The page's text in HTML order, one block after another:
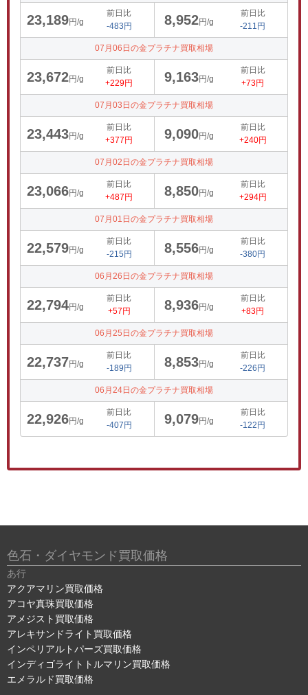
23,189円/g
前日比
-483円
8,952円/g
前日比
-211円
07月06日の金プラチナ買取相場
23,672円/g
前日比
+229円
9,163円/g
前日比
+73円
07月03日の金プラチナ買取相場
23,443円/g
前日比
+377円
9,090円/g
前日比
+240円
07月02日の金プラチナ買取相場
23,066円/g
前日比
+487円
8,850円/g
前日比
+294円
07月01日の金プラチナ買取相場
22,579円/g
前日比
-215円
8,556円/g
前日比
-380円
06月26日の金プラチナ買取相場
22,794円/g
前日比
+57円
8,936円/g
前日比
+83円
06月25日の金プラチナ買取相場
22,737円/g
前日比
-189円
8,853円/g
前日比
-226円
06月24日の金プラチナ買取相場
22,926円/g
前日比
-407円
9,079円/g
前日比
-122円
色石・ダイヤモンド買取価格
あ行
アクアマリン買取価格
アコヤ真珠買取価格
アメジスト買取価格
アレキサンドライト買取価格
インペリアルトパーズ買取価格
インディゴライトトルマリン買取価格
エメラルド買取価格